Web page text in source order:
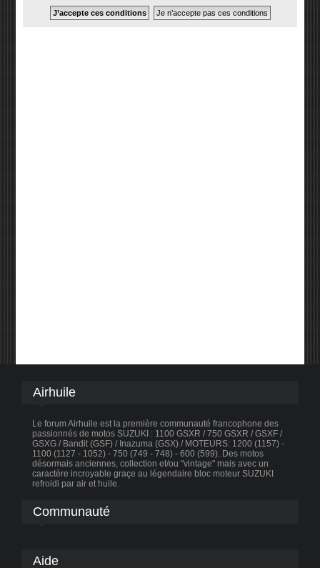
Airhuile
Le forum Airhuile est la première communauté francophone des
passionnés de motos SUZUKI : 1100 GSXR / 750 GSXR / GSXF /
GSXG / Bandit (GSF) / Inazuma (GSX) / MOTEURS: 1200 (1157) -
1100 (1127 - 1052) - 750 (749 - 748) - 600 (599). Des motos
désormais anciennes, collection et/ou "vintage" mais avec un
caractère incroyable graçe au légendaire bloc moteur SUZUKI
refroidi par air et huile.
Communauté
Aide